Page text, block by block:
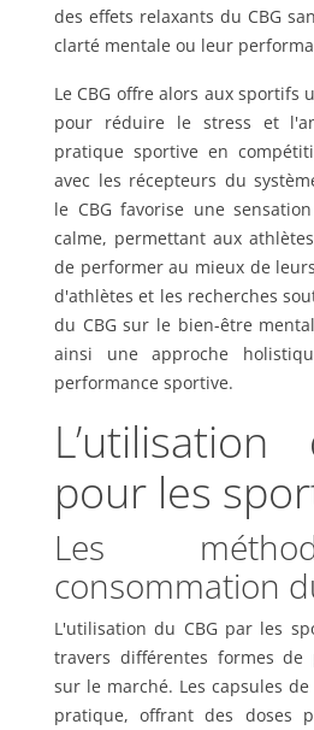
des effets relaxants du CBG
clarté mentale ou leur
Le CBG offre alors aux sportifs
pour réduire le stress et
pratique sportive en
avec les récepteurs du
le CBG favorise une
calme, permettant aux
de performer au mieux de
d'athlètes et les recherches
du CBG sur le bien-être
ainsi une approche
performance sportive.
pour les
Les
consommation
L'utilisation du CBG par les
travers différentes formes de
sur le marché. Les capsules
pratique, offrant des doses